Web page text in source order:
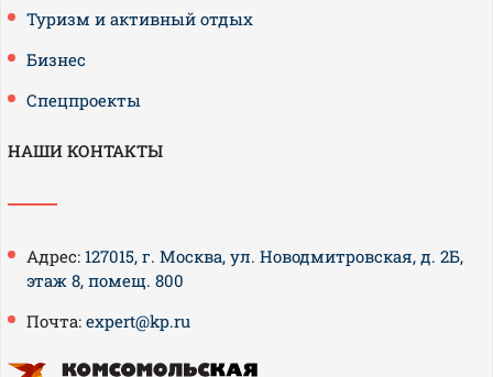
Туризм и активный отдых
Бизнес
Спецпроекты
НАШИ КОНТАКТЫ
Адрес: 127015, г. Москва, ул. Новодмитровская, д. 2Б,
этаж 8, помещ. 800
Почта: expert@kp.ru